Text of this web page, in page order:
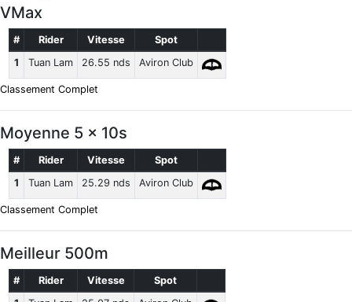
VMax
# Rider Vitesse
Spot
1
Tuan Lam 26.55 nds Aviron Club
Classement Complet
Moyenne 5 x 10s
# Rider Vitesse
Spot
1
Tuan Lam 25.29 nds Aviron Club
Classement Complet
Meilleur 500m
# Rider Vitesse
Spot